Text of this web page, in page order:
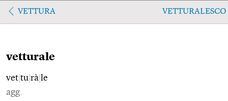
VETTURA VETTURALESCO
vetturale
vet tu rà le
agg.